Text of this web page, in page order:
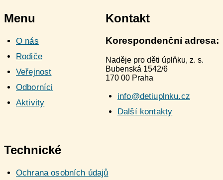
Menu
O nás
Rodiče
Veřejnost
Odborníci
Aktivity
Kontakt
Korespondenční adresa:
Naděje pro děti úplňku, z. s.
Bubenská 1542/6
170 00 Praha
info@detiuplnku.cz
Další kontakty
Technické
Ochrana osobních údajů